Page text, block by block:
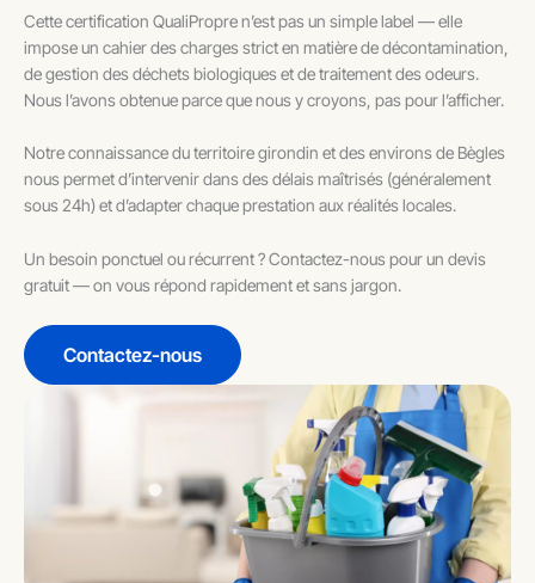
Cette certification QualiPropre n’est pas un simple label — elle
impose un cahier des charges strict en matière de décontamination,
de gestion des déchets biologiques et de traitement des odeurs.
Nous l’avons obtenue parce que nous y croyons, pas pour l’afficher.
Notre connaissance du territoire girondin et des environs de Bègles
nous permet d’intervenir dans des délais maîtrisés (généralement
sous 24h) et d’adapter chaque prestation aux réalités locales.
Un besoin ponctuel ou récurrent ? Contactez-nous pour un devis
gratuit — on vous répond rapidement et sans jargon.
Contactez-nous